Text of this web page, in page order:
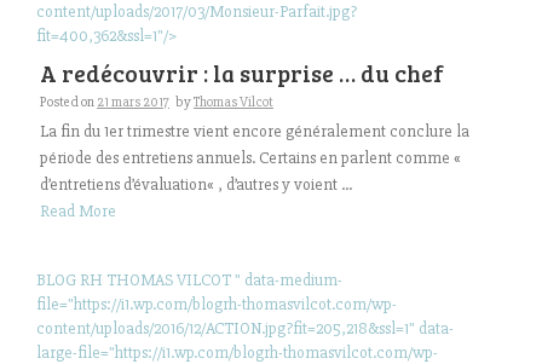
content/uploads/2017/03/Monsieur-Parfait.jpg?
fit=400,362&ssl=1"/>
A redécouvrir : la surprise … du chef
Posted on 21 mars 2017 byThomas Vilcot
La fin du 1er trimestre vient encore généralement conclure la
période des entretiens annuels. Certains en parlent comme «
d’entretiens d’évaluation« , d’autres y voient ...
Read More
BLOG RH THOMAS VILCOT " data-medium-
file="https://i1.wp.com/blogrh-thomasvilcot.com/wp-
content/uploads/2016/12/ACTION.jpg?fit=205,218&ssl=1" data-
large-file="https://i1.wp.com/blogrh-thomasvilcot.com/wp-